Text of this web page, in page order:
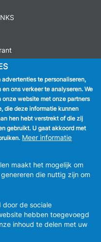
te personaliseren,
ons verkeer te analyseren. We
website met onze partners
die deze informatie kunnen
hen hebt verstrekt of die zij
gebruikt. U gaat akkoord met
Meer informatie
maakt het mogelijk om
die nuttig zijn om
door de sociale
hebben toegevoegd
inhoud te delen met uw